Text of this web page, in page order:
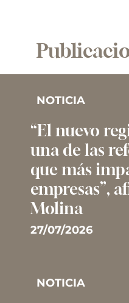
NOTICIA
“El nuevo
una de las
que más
empresas”,
Molina
27/07/2026
NOTICIA